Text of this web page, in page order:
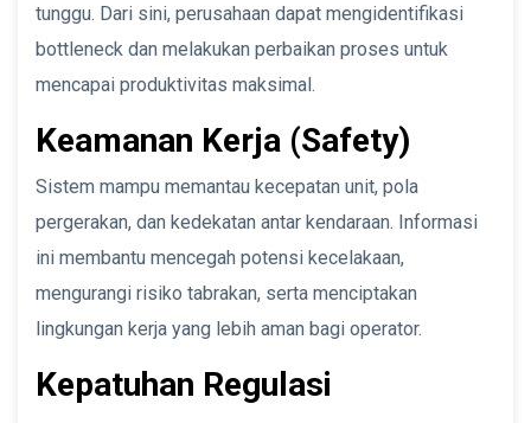
tunggu. Dari sini, perusahaan dapat mengidentifikasi
bottleneck dan melakukan perbaikan proses untuk
mencapai produktivitas maksimal.
Keamanan Kerja (Safety)
Sistem mampu memantau kecepatan unit, pola
pergerakan, dan kedekatan antar kendaraan. Informasi
ini membantu mencegah potensi kecelakaan,
mengurangi risiko tabrakan, serta menciptakan
lingkungan kerja yang lebih aman bagi operator.
Kepatuhan Regulasi